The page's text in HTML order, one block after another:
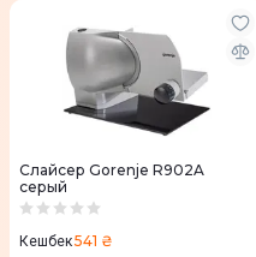
Слайсер Gorenje R902A
серый
Кешбек541 ₴